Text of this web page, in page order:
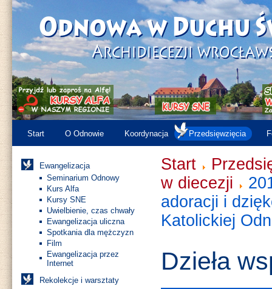
Start O Odnowie Koordynacja Przedsięwzięcia
Ewangelizacja
Seminarium Odnowy
Kurs Alfa
Kursy SNE
Uwielbienie, czas chwały
Ewangelizacja uliczna
Spotkania dla mężczyzn
Film
Ewangelizacja przez
Internet
Rekolekcje i warsztaty
Start
w diecezji
adoracji i
Katolickiej
Dzieła